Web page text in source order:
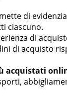
di
ciascuno.
di
di acquisto
acquistati